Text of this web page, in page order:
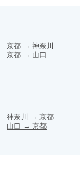
京都 → 神奈川
京都 → 山口
神奈川 → 京都
山口 → 京都